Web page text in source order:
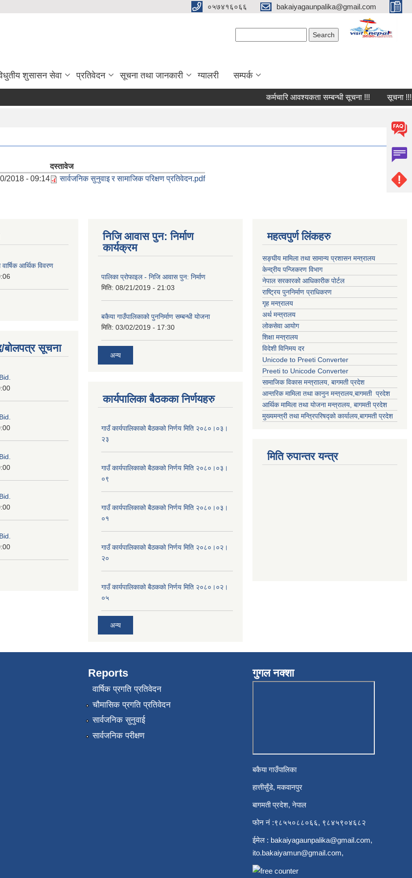
०५७४१६०६६ bakaiyagaunpalika@gmail.com
शुसासन सेवा प्रतिवेदन सूचना तथा जानकारी ग्यालरी सम्पर्क
कर्मचारि आवश्यकता सम्बन्धी सूचना !!! सूचना !!!
दस्तावेज
2018 - 09:14 सार्वजनिक सुनुवाइ र सामाजिक परिक्षण प्रतिवेदन.pdf
आर्थिक विवरण
बोलपत्र सूचना
निजि आवास पुन: निर्माण
कार्यक्रम
पालिका प्रोफाइल - निजि आवास पुन: निर्माण
मिति: 08/21/2019 - 21:03
बकैया गाउँपालिकाको पुननिर्माण सम्बन्धी योजना
मिति: 03/02/2019 - 17:30
अन्य
कार्यपालिका बैठकका निर्णयहरु
गाउँ कार्यपालिकाको बैठकको निर्णय मिति २०८०।०३।
२३
गाउँ कार्यपालिकाको बैठकको निर्णय मिति २०८०।०३।
०९
गाउँ कार्यपालिकाको बैठकको निर्णय मिति २०८०।०३।
०१
गाउँ कार्यपालिकाको बैठकको निर्णय मिति २०८०।०२।
२०
गाउँ कार्यपालिकाको बैठकको निर्णय मिति २०८०।०२।
०५
अन्य
महत्वपुर्ण लिंकहरु
सङ्घीय मामिला तथा सामान्य प्रशासन मन्त्रालय
केन्द्रीय पन्जिकरण विभाग
नेपाल सरकारको आधिकारीक पोर्टल
राष्ट्रिय पुननिर्माण प्राधिकरण
गृह मन्त्रालय
अर्थ मन्त्रालय
लोकसेवा आयोग
शिक्षा मन्त्रालय
विदेशी विनिमय दर
Unicode to Preeti Converter
Preeti to Unicode Converter
सामाजिक विकास मन्त्राालय, बागमती प्रदेश
आन्तरिक मामिला तथा कानुन मन्त्रालय,बागमती प्रदेश
आर्थिक मामिला तथा योजना मन्त्रालय, बागमती प्रदेश
मुख्यमन्त्री तथा मन्त्रिपरिषद्को कार्यालय,बागमती प्रदेश
मिति रुपान्तर यन्त्र
Reports
वार्षिक प्रगति प्रतिवेदन
चौमासिक प्रगति प्रतिवेदन
सार्वजनिक सुनुवाई
सार्वजनिक परीक्षण
गुगल नक्शा
बकैया गाउँपालिका
हात्तीसुँडे, मकवानपुर
बागमती प्रदेश, नेपाल
फोन नं :९८५५०८८०६६, ९८४५९०४६८२
ईमेल : bakaiyagaunpalika@gmail.com,
ito.bakaiyamun@gmail.com,